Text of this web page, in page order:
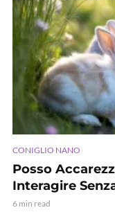
CONIGLIO NANO
Posso
Interagire
6 min read